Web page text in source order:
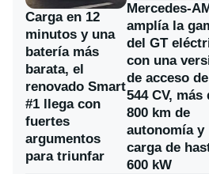
Carga en 12
minutos y una
batería más
barata, el
renovado Smart
#1 llega con
fuertes
argumentos
para triunfar
Mercedes-
amplía la
del GT
con una
de acceso de
544 CV, más
800 km de
autonomía y
carga de
600 kW